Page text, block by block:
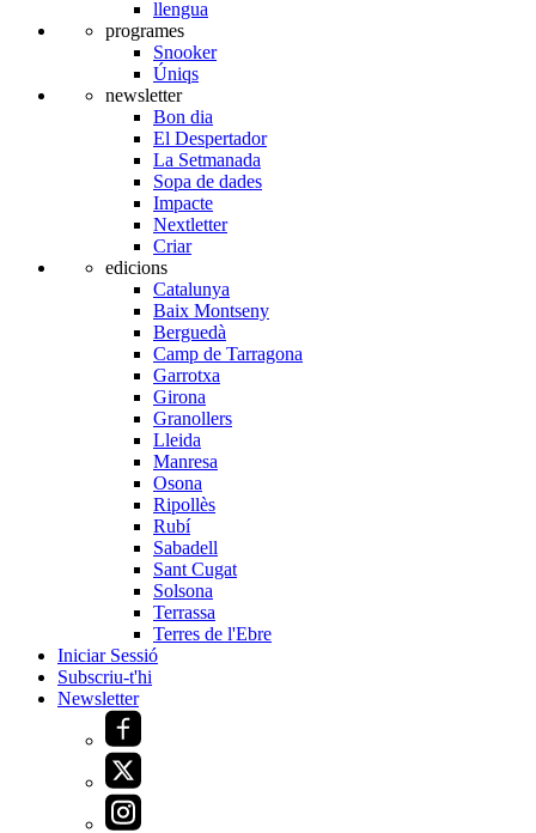
llengua
programes
Snooker
Úniqs
newsletter
Bon dia
El Despertador
La Setmanada
Sopa de dades
Impacte
Nextletter
Criar
edicions
Catalunya
Baix Montseny
Berguedà
Camp de Tarragona
Garrotxa
Girona
Granollers
Lleida
Manresa
Osona
Ripollès
Rubí
Sabadell
Sant Cugat
Solsona
Terrassa
Terres de l'Ebre
Iniciar Sessió
Subscriu-t'hi
Newsletter